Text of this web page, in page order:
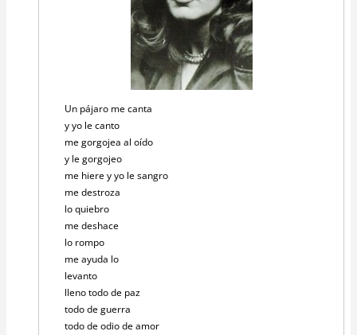
Un pájaro me canta
y yo le canto
me gorgojea al oído
y le gorgojeo
me hiere y yo le sangro
me destroza
lo quiebro
me deshace
lo rompo
me ayuda lo
levanto
lleno todo de paz
todo de guerra
todo de odio de amor